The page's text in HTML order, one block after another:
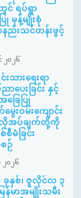
တွင် ရပ်ရွာ
ြု မုန့်မျိုးစုံ
နည်းသင်တန်းဖွင့်
၂၀၂၆
းသားရေးရာ
ပေးခြင်း နှင့်
ခြေပြု
းဝမ်းကျောင်း
လိုအပ်ချက်တို့ကို
စီမံခြင်း
ဉ်
၂၀၂၆
ခုနှစ်၊ ဇူလိုင်လ ၃
န်မာအမျိုးသမီး